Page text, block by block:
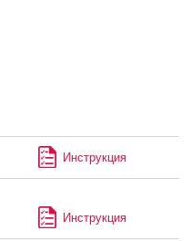
Инструкция
Инструкция